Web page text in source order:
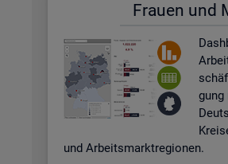
Frau­en und
gung
und Ar­beits­markt­re­gio­nen.